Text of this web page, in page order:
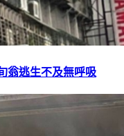
翁逃生不及無呼吸